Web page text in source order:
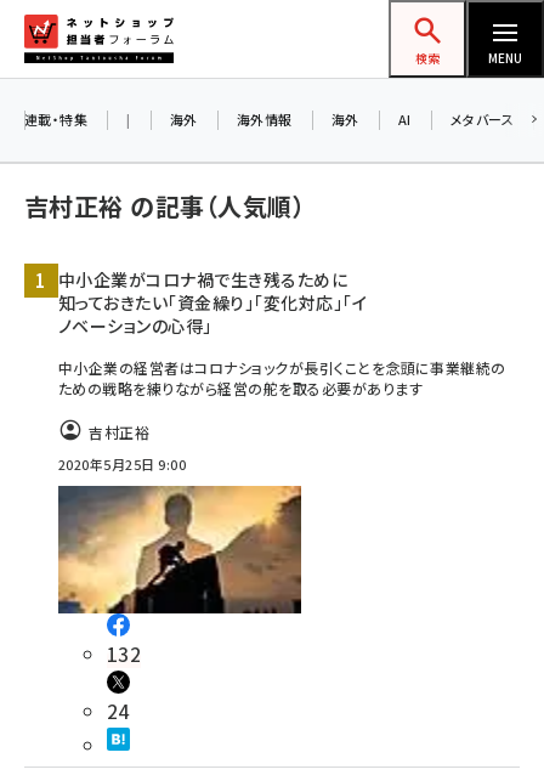
ン
ネットショップ担当者フォーラム
検索 MENU
amazon (2236)
yahoo (1896)
楽天 (1865)
アスクル (1112)
base (1068)
ビィ・フォアード (769)
revico (737)
連載・特集 | 海外 海外情報 海外 AI メタバース
吉村正裕 の記事（人気順）
中小企業がコロナ禍で生き残るために
知っておきたい「資金繰り」「変化対応」「イ
ノベーションの心得」
中小企業の経営者はコロナショックが長引くことを念頭に事業継続の
ための戦略を練りながら経営の舵を取る必要があります
吉村正裕
2020年5月25日 9:00
132
24